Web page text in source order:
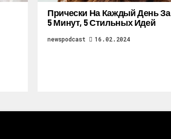
Прически На Каждый День За
5 Минут, 5 Стильных Идей
newspodcast 16.02.2024